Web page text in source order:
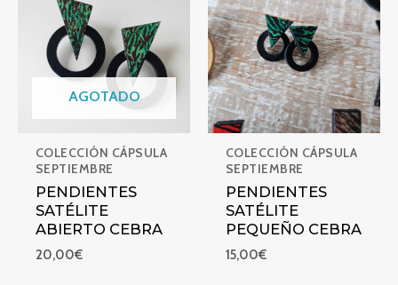
AGOTADO
COLECCIÓN CÁPSULA
SEPTIEMBRE
PENDIENTES
SATÉLITE
ABIERTO CEBRA
20,00€
COLECCIÓN CÁPSULA
SEPTIEMBRE
PENDIENTES
SATÉLITE
PEQUEÑO CEBRA
15,00€